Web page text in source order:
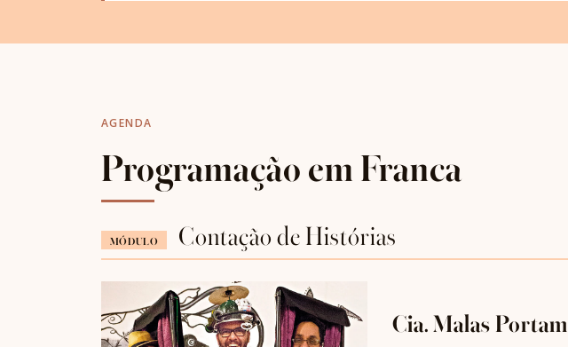
AGENDA
Programação em Franca
MÓDULO Contação de Histórias
Cia. Malas Portam